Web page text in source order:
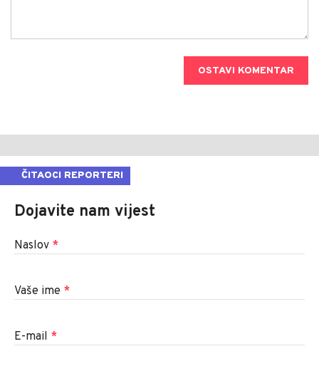
OSTAVI KOMENTAR
ČITAOCI REPORTERI
Dojavite nam vijest
Naslov *
Vaše ime *
E-mail *